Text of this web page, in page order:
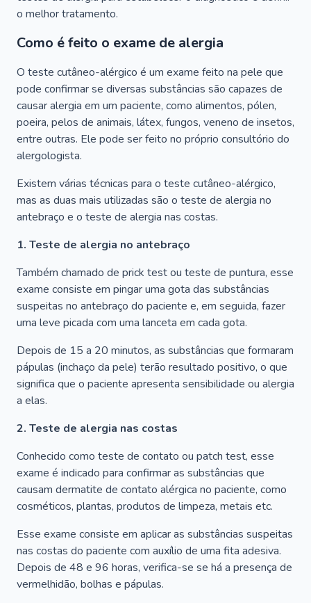
o melhor tratamento.
Como é feito o exame de alergia
O teste cutâneo-alérgico é um exame feito na pele que
pode confirmar se diversas substâncias são capazes de
causar alergia em um paciente, como alimentos, pólen,
poeira, pelos de animais, látex, fungos, veneno de insetos,
entre outras. Ele pode ser feito no próprio consultório do
alergologista.
Existem várias técnicas para o teste cutâneo-alérgico,
mas as duas mais utilizadas são o teste de alergia no
antebraço e o teste de alergia nas costas.
1. Teste de alergia no antebraço
Também chamado de prick test ou teste de puntura, esse
exame consiste em pingar uma gota das substâncias
suspeitas no antebraço do paciente e, em seguida, fazer
uma leve picada com uma lanceta em cada gota.
Depois de 15 a 20 minutos, as substâncias que formaram
pápulas (inchaço da pele) terão resultado positivo, o que
significa que o paciente apresenta sensibilidade ou alergia
a elas.
2. Teste de alergia nas costas
Conhecido como teste de contato ou patch test, esse
exame é indicado para confirmar as substâncias que
causam dermatite de contato alérgica no paciente, como
cosméticos, plantas, produtos de limpeza, metais etc.
Esse exame consiste em aplicar as substâncias suspeitas
nas costas do paciente com auxílio de uma fita adesiva.
Depois de 48 e 96 horas, verifica-se se há a presença de
vermelhidão, bolhas e pápulas.